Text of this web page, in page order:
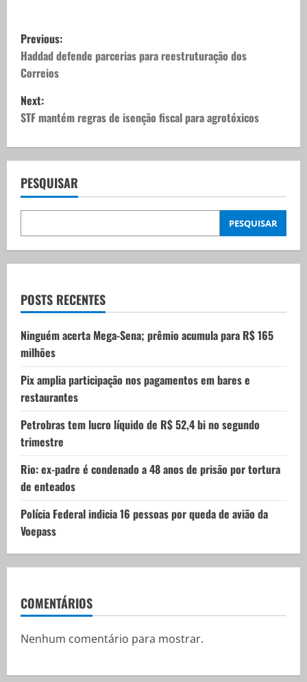
P
o
s
t
n
a
v
i
g
a
t
i
o
n
Previous:
Haddad defende parcerias para reestruturação dos
Correios
Next:
STF mantém regras de isenção fiscal para agrotóxicos
PESQUISAR
PESQUISAR
POSTS RECENTES
Ninguém acerta Mega-Sena; prêmio acumula para R$ 165
milhões
Pix amplia participação nos pagamentos em bares e
restaurantes
Petrobras tem lucro líquido de R$ 52,4 bi no segundo
trimestre
Rio: ex-padre é condenado a 48 anos de prisão por tortura
de enteados
Polícia Federal indicia 16 pessoas por queda de avião da
Voepass
COMENTÁRIOS
Nenhum comentário para mostrar.